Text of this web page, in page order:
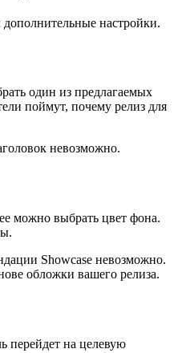
настройки.
один из предлагаемых
поймут, почему релиз для
невозможно.
можно выбрать цвет фона.
Showcase невозможно.
обложки вашего релиза.
перейдет на целевую